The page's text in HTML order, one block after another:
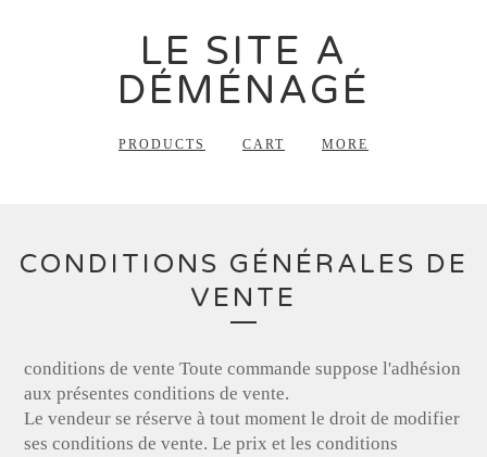
LE SITE A
DÉMÉNAGÉ
PRODUCTS CART MORE
CONDITIONS GÉNÉRALES DE
VENTE
conditions de vente Toute commande suppose l'adhésion
aux présentes conditions de vente.
Le vendeur se réserve à tout moment le droit de modifier
ses conditions de vente. Le prix et les conditions